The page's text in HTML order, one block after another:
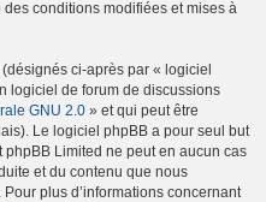
conditions modifiées et mises à
ci-après par « logiciel
logiciel de forum de discussions
GNU 2.0 » et qui peut être
Le logiciel phpBB a pour seul but
Limited ne peut en aucun cas
et du contenu que nous
plus d’informations concernant